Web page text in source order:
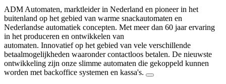
ADM Automaten, marktleider in Nederland en pioneer in het
buitenland op het gebied van warme snackautomaten en
Nederlandse automatiek concepten. Met meer dan 60 jaar ervaring
in het produceren en ontwikkelen van
automaten. Innovatief op het gebied van vele verschillende
betaalmogelijkheden waaronder contactloos betalen. De nieuwste
ontwikkeling zijn onze slimme automaten die gekoppeld kunnen
worden met backoffice systemen en kassa's.